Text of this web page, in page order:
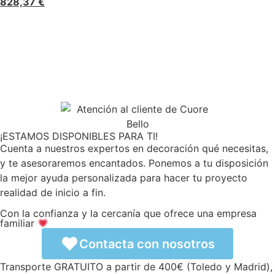
¡ESTAMOS DISPONIBLES PARA TI!
Cuenta a nuestros expertos en decoración qué necesitas,
y te asesoraremos encantados. Ponemos a tu disposición
la mejor ayuda personalizada para hacer tu proyecto
realidad de inicio a fin.
Con la confianza y la cercanía que ofrece una empresa
familiar
Contacta con nosotros
Transporte GRATUITO a partir de 400€ (Toledo y Madrid),